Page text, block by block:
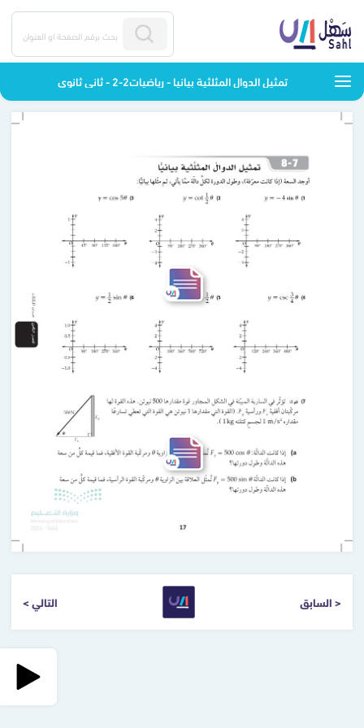
تمثيل الدوال المثلثية بيانيا - رياضيات2-2 - ثاني ثانوي
< السابق التالي >